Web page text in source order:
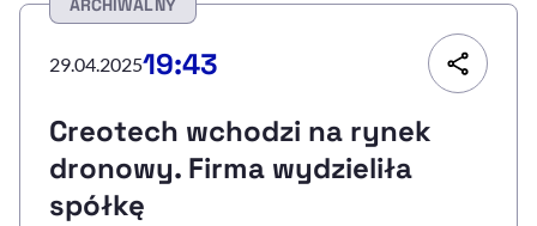
ARCHIWALNY
29.04.202519:43
Creotech wchodzi na rynek
dronowy. Firma wydzieliła
spółkę